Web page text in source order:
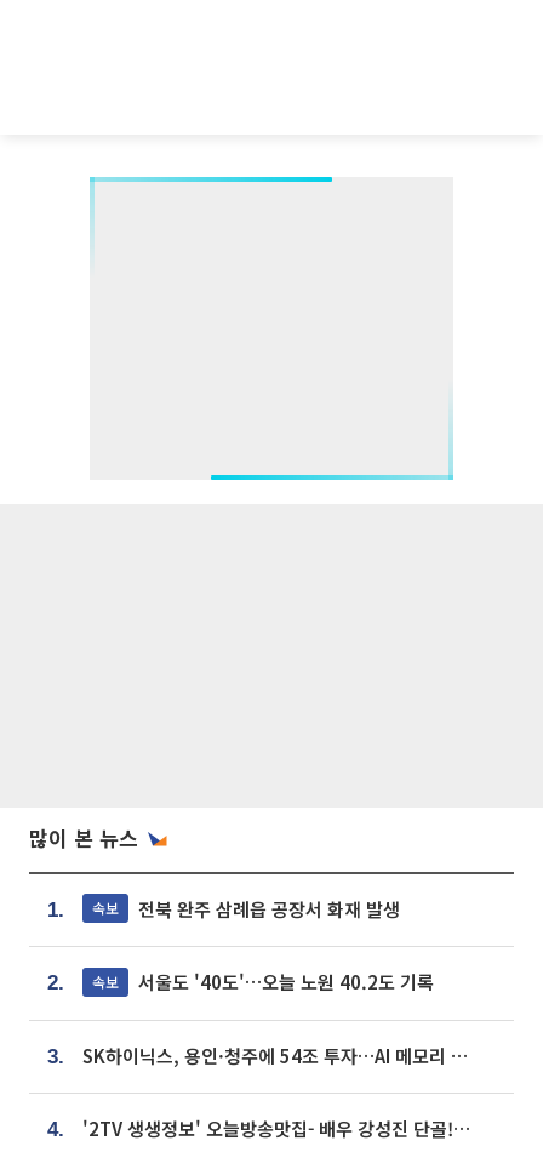
많이 본 뉴스
1. 속보 전북 완주 삼례읍 공장서 화재 발생
2. 속보 서울도 '40도'…오늘 노원 40.2도 기록
3. SK하이닉스, 용인·청주에 54조 투자…AI 메모리 생산기지 키운다
4. '2TV 생생정보' 오늘방송맛집- 배우 강성진 단골! 쌀국수ㆍ푸팟퐁 커리 맛집 '블○○○'